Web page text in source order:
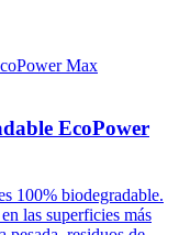
EcoPower
100% biodegradable.
las superficies más